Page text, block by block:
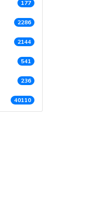
177
2286
2144
541
236
40110